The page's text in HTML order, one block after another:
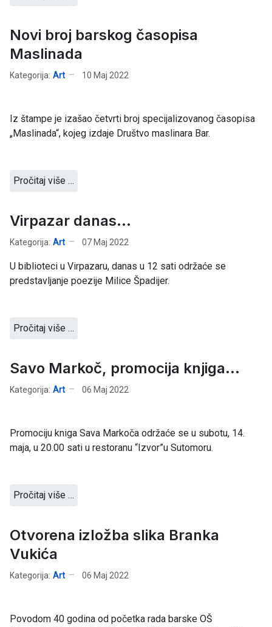
Novi broj barskog časopisa
Maslinada
Kategorija: Art 10 Maj 2022
Iz štampe je izašao četvrti broj specijalizovanog časopisa
„Maslinada“, kojeg izdaje Društvo maslinara Bar.
Pročitaj više …
Virpazar danas...
Kategorija: Art 07 Maj 2022
U biblioteci u Virpazaru, danas u 12 sati održaće se
predstavljanje poezije Milice Špadijer.
Pročitaj više …
Savo Markoč, promocija knjiga...
Kategorija: Art 06 Maj 2022
Promociju kniga Sava Markoča održaće se u subotu, 14.
maja, u 20.00 sati u restoranu “Izvor”u Sutomoru.
Pročitaj više …
Otvorena izložba slika Branka
Vukića
Kategorija: Art 06 Maj 2022
Povodom 40 godina od početka rada barske OŠ